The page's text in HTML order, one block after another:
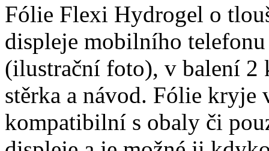
Fólie Flexi Hydrogel o
displeje mobilního
(ilustrační foto), v balení 2
stěrka a návod. Fólie kryje
kompatibilní s obaly či